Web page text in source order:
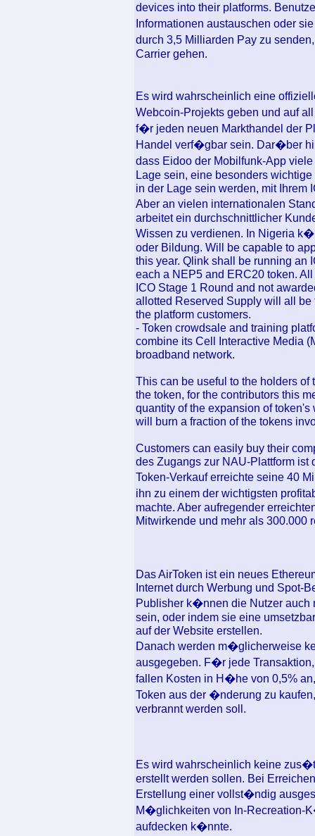
devices into their platforms.
Informationen austauschen oder
durch 3,5 Milliarden Pay zu
Carrier gehen.
Es wird wahrscheinlich eine
Webcoin-Projekts geben und auf
f�r jeden neuen Markthandel der
Handel verf�gbar sein. Dar�ber
dass Eidoo der Mobilfunk-App
Lage sein, eine besonders
in der Lage sein werden, mit Ihrem
Aber an vielen internationalen
arbeitet ein durchschnittlicher
Wissen zu verdienen. In Nigeria
oder Bildung. Will be capable to
this year. Qlink shall be running an
each a NEP5 and ERC20 token.
ICO Stage 1 Round and not
allotted Reserved Supply will all
the platform customers.
- Token crowdsale and training
combine its Cell Interactive Media
broadband network.
This can be useful to the holders
the token, for the contributors this
quantity of the expansion of
will burn a fraction of the tokens
Customers can easily buy their
des Zugangs zur NAU-Plattform ist
Token-Verkauf erreichte seine 40
ihn zu einem der wichtigsten
machte. Aber aufregender
Mitwirkende und mehr als 300.000
Das AirToken ist ein neues
Internet durch Werbung und Spot-
Publisher k�nnen die Nutzer auch
sein, oder indem sie eine
auf der Website erstellen.
Danach werden m�glicherweise
ausgegeben. F�r jede
fallen Kosten in H�he von 0,5%
Token aus der �nderung zu
verbrannt werden soll.
Es wird wahrscheinlich keine
erstellt werden sollen. Bei
Erstellung einer vollst�ndig
M�glichkeiten von In-
aufdecken k�nnte.